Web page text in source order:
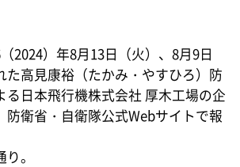
2024）年8月13日（火）、8月9日
た高見康裕（たかみ・やすひろ）防
る日本飛行機株式会社 厚木工場の企
防衛省・自衛隊公式Webサイトで報
。